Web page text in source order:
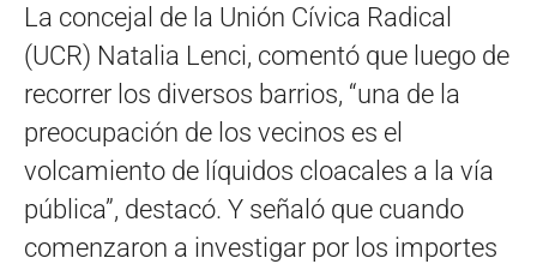
La concejal de la Unión Cívica Radical
(UCR) Natalia Lenci, comentó que luego de
recorrer los diversos barrios, “una de la
preocupación de los vecinos es el
volcamiento de líquidos cloacales a la vía
pública”, destacó. Y señaló que cuando
comenzaron a investigar por los importes